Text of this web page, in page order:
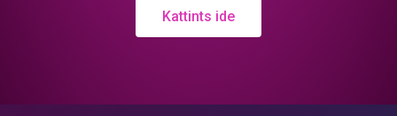
Kattints ide